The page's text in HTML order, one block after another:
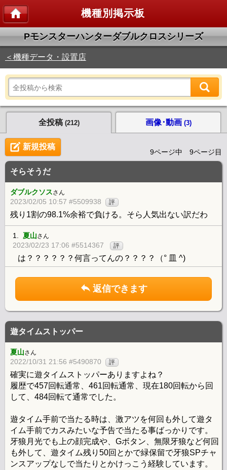
機種別掲示板
Pモンスターハンターダブルクロスシリーズ
＜機種データ・設置店
全投稿 (212) 画像･動画 (3)
新規投稿
9ページ中 9ページ目
そらそうだ
ダブルクソスさん
2023/02/05 10:57 #5509938 評
残り1割の98.1%余裕で負ける。そら人気出ない訳だわ
1. 夏山さん
2023/02/23 17:06 #5514367 評
は？？？？？？何言ってんの？？？？（° 皿 ^)
返信できます
遊タイムストッパー
夏山さん
2022/10/31 21:56 #5490870 評
確実に遊タイムストッパーありますよね？
履歴で457回転通常、461回転通常、現在180回転から回
して、484回転て通常でした。
遊タイム手前で当たる時は、激アツを何回も外して遊タ
イム手前でカスみたいな予告で当たる事ばっかりです。
牙狼月光でも上の顔完成や、Gボタン、無限牙狼など何回
も外して、遊タイム残り50回とかで緑保留で牙狼SPチャ
ンスアップなしで当たりとかけっこう経験しています。